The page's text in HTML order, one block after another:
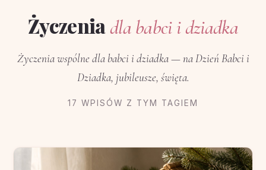
Kontakt
Życzeniadla babci i dziadka
Życzenia wspólne dla babci i dziadka — na Dzień Babci i
Dziadka, jubileusze, święta.
17 WPISÓW Z TYM TAGIEM